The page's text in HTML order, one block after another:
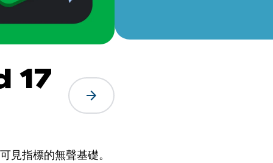
17 arrow_forward
見指標的無聲基礎。